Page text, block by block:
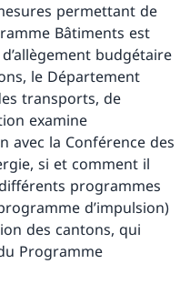
permettant de
Bâtiments est
budgétaire
le Département
transports, de
examine
avec la Conférence des
si et comment il
programmes
d’impulsion)
des cantons, qui
Programme